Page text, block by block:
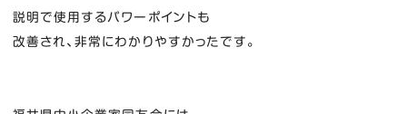
説明で使用するパワーポイントも
改善され、非常にわかりやすかったです。